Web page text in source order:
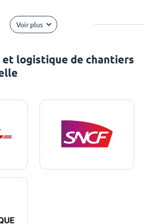
Voir plus
logistique de chantiers